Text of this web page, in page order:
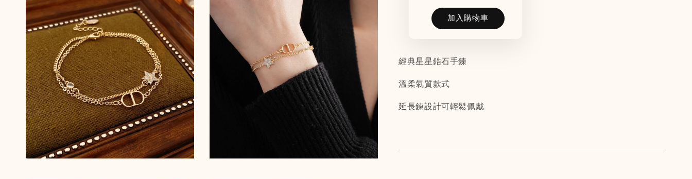
加入購物車
經典星星鋯石手鍊
溫柔氣質款式
延長鍊設計可輕鬆佩戴